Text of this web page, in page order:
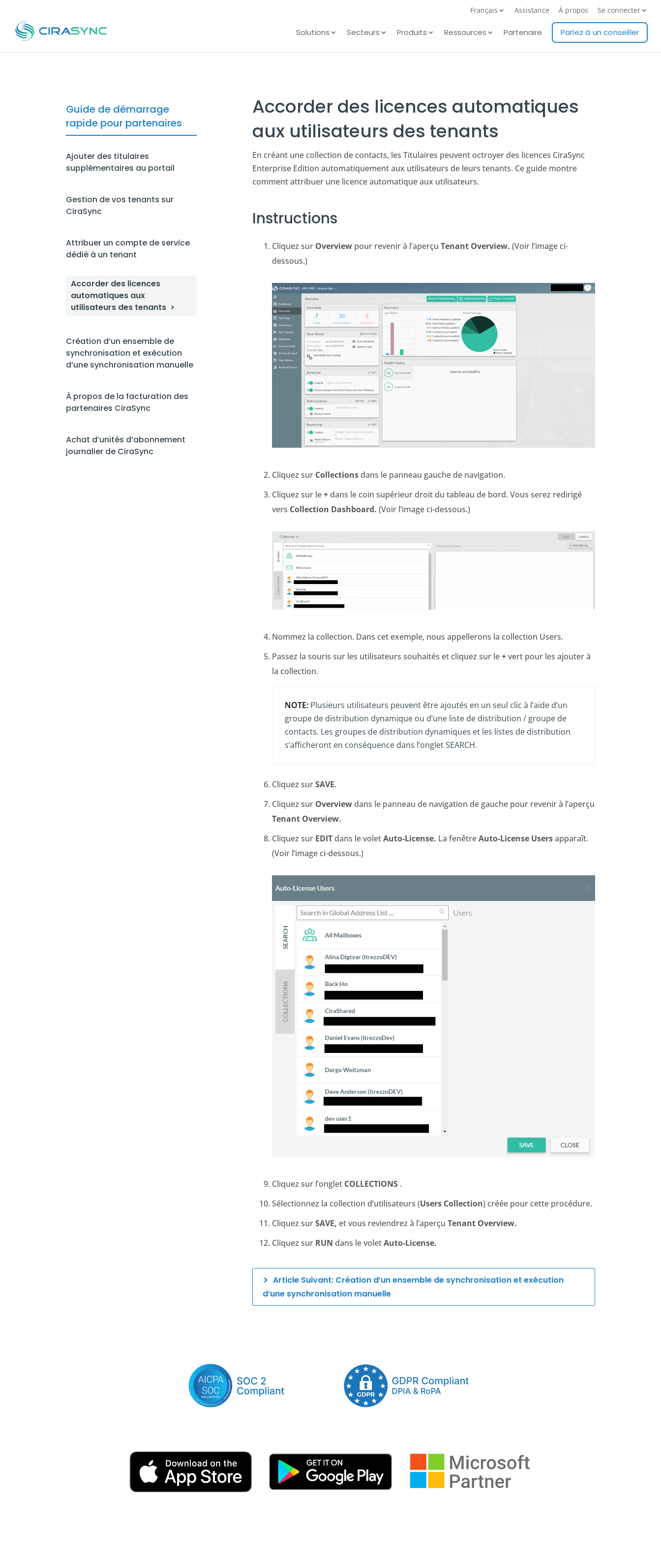
Français Assistance À propos Se connecter
Solutions Secteurs Produits Ressources Partenaire Parlez à un conseiller
Guide de démarrage
rapide pour partenaires
Ajouter des titulaires
supplémentaires au portail
Gestion de vos tenants sur
CiraSync
Attribuer un compte de service
dédié à un tenant
Accorder des licences
automatiques aux
utilisateurs des tenants
Création d’un ensemble de
synchronisation et exécution
d’une synchronisation manuelle
À propos de la facturation des
partenaires CiraSync
Achat d’unités d’abonnement
journalier de CiraSync
Accorder des licences automatiques
aux utilisateurs des tenants
En créant une collection de contacts, les Titulaires peuvent octroyer des licences CiraSync
Enterprise Edition automatiquement aux utilisateurs de leurs tenants. Ce guide montre
comment attribuer une licence automatique aux utilisateurs.
Instructions
Cliquez sur Overviewpour revenir à l’aperçu Tenant Overview. (Voir l’image ci-
dessous.)
Cliquez sur Collectionsdans le panneau gauche de navigation.
Cliquez sur le+dans le coin supérieur droit du tableau de bord. Vous serez redirigé
vers Collection Dashboard. (Voir l’image ci-dessous.)
Nommez la collection. Dans cet exemple, nous appellerons la collection Users.
Passez la souris sur les utilisateurs souhaités et cliquez sur le+vert pour les ajouter à
la collection.
NOTE:Plusieurs utilisateurs peuvent être ajoutés en un seul clic à l’aide d’un
groupe de distribution dynamique ou d’une liste de distribution / groupe de
contacts. Les groupes de distribution dynamiques et les listes de distribution
s’afficheront en conséquence dans l’onglet SEARCH.
Cliquez surSAVE.
Cliquez sur Overviewdans le panneau de navigation de gauche pour revenir à l’aperçu
Tenant Overview.
Cliquez sur EDITdans le voletAuto-License. La fenêtreAuto-License Usersapparaît.
(Voir l’image ci-dessous.)
Cliquez sur l’onglet COLLECTIONS .
Sélectionnez la collection d’utilisateurs (Users Collection) créée pour cette procédure.
Cliquez surSAVE, et vous reviendrez à l’aperçu Tenant Overview.
Cliquez sur RUN dans le voletAuto-License.
Article Suivant: Création d’un ensemble de synchronisation et exécution
d’une synchronisation manuelle